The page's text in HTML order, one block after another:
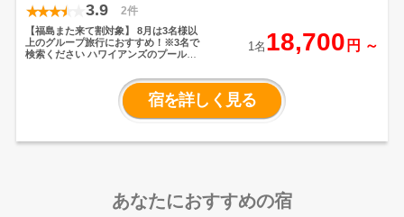
3.9 2件
【福島また来て割対象】
8月は3名様以
上のグループ旅行におすすめ！※3名で
検索くださいハワイアンズのプールに
トを開け、足を一歩踏み入れるとそこ
は、別空間。地中海のリゾート地リビ
エラをイメージした総客室数50部屋の
静かなホテル。1階の客室棟中央には太
ハワイアンズ中央に位置しているの
1名 18,700 円 ～
宿を詳しく見る
あなたにおすすめの宿